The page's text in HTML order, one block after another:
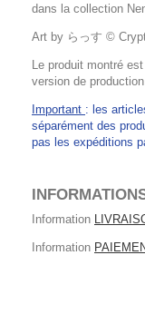
dans la collection
Art by らっす ©
Le produit montré
version de
Important : les
séparément des
pas les expéditions
Information
Information